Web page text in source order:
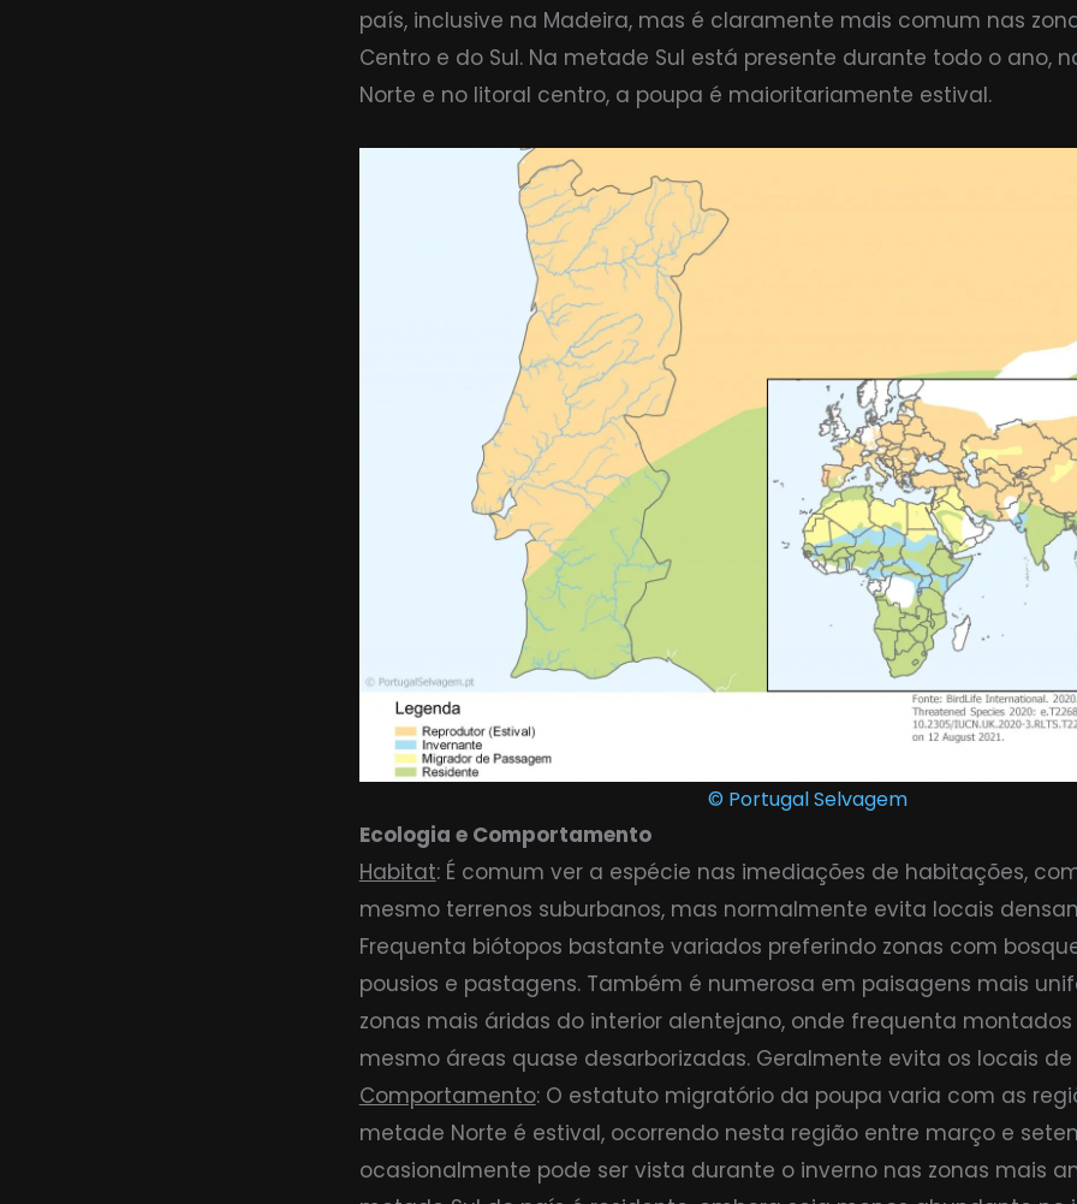
país, inclusive na Madeira, mas é claramente mais comum nas
Centro e do Sul. Na metade Sul está presente durante todo o ano,
Norte e no litoral centro, a poupa é maioritariamente estival.
© Portugal Selvagem
Ecologia e Comportamento
Habitat: É comum ver a espécie nas imediações de habitações,
mesmo terrenos suburbanos, mas normalmente evita locais
Frequenta biótopos bastante variados preferindo zonas com
pousios e pastagens. Também é numerosa em paisagens mais
zonas mais áridas do interior alentejano, onde frequenta
mesmo áreas quase desarborizadas. Geralmente evita os locais
Comportamento: O estatuto migratório da poupa varia com as
metade Norte é estival, ocorrendo nesta região entre março e
ocasionalmente pode ser vista durante o inverno nas zonas mais